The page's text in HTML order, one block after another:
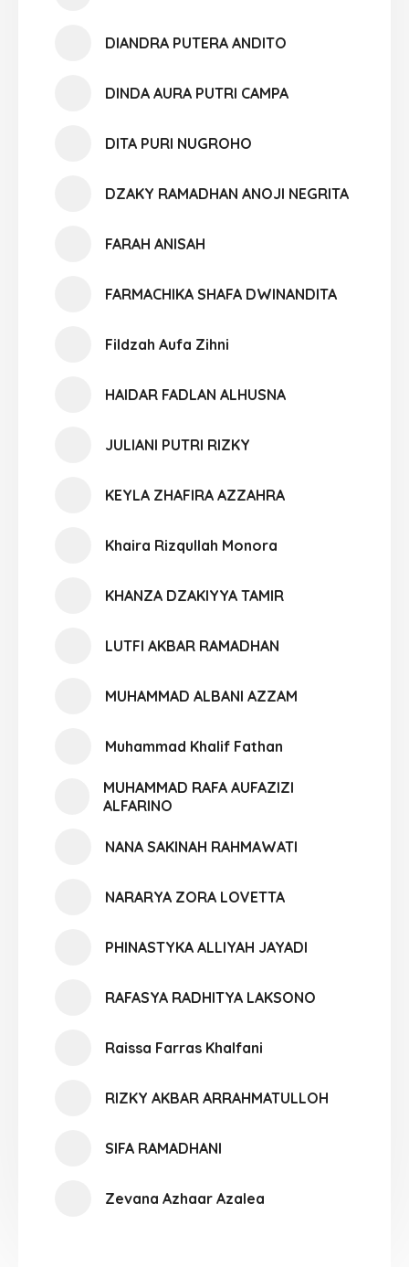
DIANDRA PUTERA ANDITO
DINDA AURA PUTRI CAMPA
DITA PURI NUGROHO
DZAKY RAMADHAN ANOJI NEGRITA
FARAH ANISAH
FARMACHIKA SHAFA DWINANDITA
Fildzah Aufa Zihni
HAIDAR FADLAN ALHUSNA
JULIANI PUTRI RIZKY
KEYLA ZHAFIRA AZZAHRA
Khaira Rizqullah Monora
KHANZA DZAKIYYA TAMIR
LUTFI AKBAR RAMADHAN
MUHAMMAD ALBANI AZZAM
Muhammad Khalif Fathan
MUHAMMAD RAFA AUFAZIZI
ALFARINO
NANA SAKINAH RAHMAWATI
NARARYA ZORA LOVETTA
PHINASTYKA ALLIYAH JAYADI
RAFASYA RADHITYA LAKSONO
Raissa Farras Khalfani
RIZKY AKBAR ARRAHMATULLOH
SIFA RAMADHANI
Zevana Azhaar Azalea